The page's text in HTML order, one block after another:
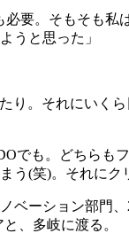
要。そもそも
うと思った」
り。それにいく
でも。どちらも
う (笑)。それにク
ベーション部門、
、多岐に渡る。